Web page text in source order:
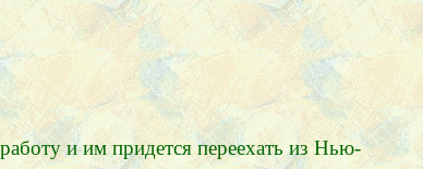
и им придется переехать из Нью-